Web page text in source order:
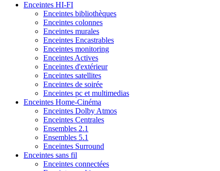
Enceintes HI-FI
Enceintes bibliothèques
Enceintes colonnes
Enceintes murales
Enceintes Encastrables
Enceintes monitoring
Enceintes Actives
Enceintes d'extérieur
Enceintes satellites
Enceintes de soirée
Enceintes pc et multimedias
Enceintes Home-Cinéma
Enceintes Dolby Atmos
Enceintes Centrales
Ensembles 2.1
Ensembles 5.1
Enceintes Surround
Enceintes sans fil
Enceintes connectées